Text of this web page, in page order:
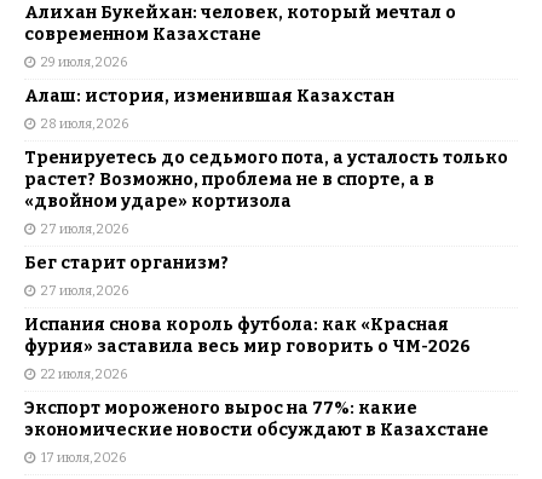
Алихан Букейхан: человек, который мечтал о
современном Казахстане
29 июля, 2026
Алаш: история, изменившая Казахстан
28 июля, 2026
Тренируетесь до седьмого пота, а усталость только
растет? Возможно, проблема не в спорте, а в
«двойном ударе» кортизола
27 июля, 2026
Бег старит организм?
27 июля, 2026
Испания снова король футбола: как «Красная
фурия» заставила весь мир говорить о ЧМ-2026
22 июля, 2026
Экспорт мороженого вырос на 77%: какие
экономические новости обсуждают в Казахстане
17 июля, 2026